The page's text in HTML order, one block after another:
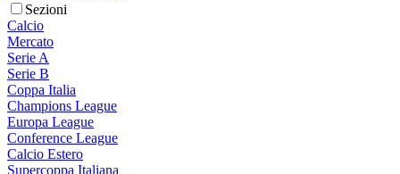
Sezioni
Calcio
Mercato
Serie A
Serie B
Coppa Italia
Champions League
Europa League
Conference League
Calcio Estero
Supercoppa Italiana